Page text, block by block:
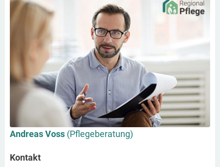
Andreas Voss (Pflegeberatung)
Kontakt